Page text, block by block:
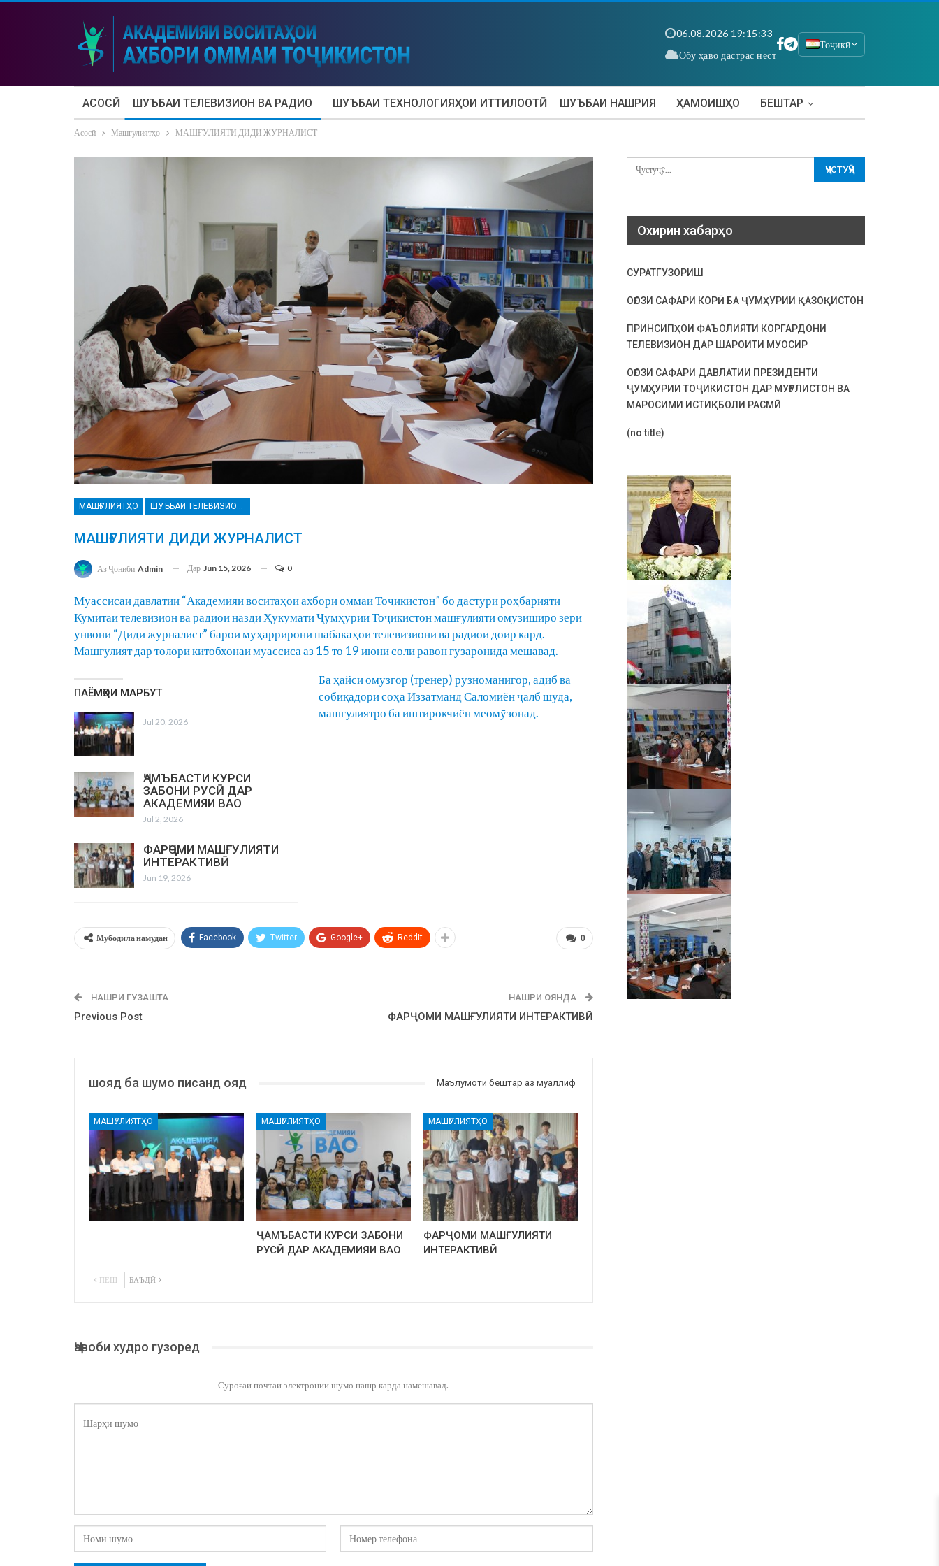
06.08.2026 19:15:34
Обу ҳаво дастрас нест
Тоҷикӣ
АСОСӢ ШУЪБАИ ТЕЛЕВИЗИОН ВА РАДИО ШУЪБАИ ТЕХНОЛОГИЯҲОИ ИТТИЛООТӢ ШУЪБАИ НАШРИЯ ҲАМОИШҲО БЕШТАР
Асосӣ Машғулиятҳо МАШҒУЛИЯТИ ДИДИ ЖУРНАЛИСТ
МАШҒУЛИЯТҲО ШУЪБАИ ТЕЛЕВИЗИОН ВА РАДИО
МАШҒУЛИЯТИ ДИДИ ЖУРНАЛИСТ
Аз Ҷониби Admin Дар Jun 15, 2026 0
Муассисаи давлатии “Академияи воситаҳои ахбори оммаи Тоҷикистон” бо дастури роҳбарияти
Кумитаи телевизион ва радиои назди Ҳукумати Ҷумҳурии Тоҷикистон машғулияти омӯзиширо зери
унвони “Диди журналист” барои муҳаррирони шабакаҳои телевизионӣ ва радиоӣ доир кард.
Машғулият дар толори китобхонаи муассиса аз 15 то 19 июни соли равон гузаронида мешавад.
ПАЁМҲОИ МАРБУТ
Jul 20, 2026
ҶАМЪБАСТИ КУРСИ
ЗАБОНИ РУСӢ ДАР
АКАДЕМИЯИ ВАО
Jul 2, 2026
ФАРҶОМИ МАШҒУЛИЯТИ
ИНТЕРАКТИВӢ
Jun 19, 2026
Ба ҳайси омӯзгор (тренер) рӯзноманигор, адиб ва
собиқадори соҳа Иззатманд Саломиён ҷалб шуда,
машғулиятро ба иштирокчиён меомӯзонад.
0
Мубодила намудан Facebook Twitter Google+ ReddIt
НАШРИ ГУЗАШТА
Previous Post
НАШРИ ОЯНДА
ФАРҶОМИ МАШҒУЛИЯТИ ИНТЕРАКТИВӢ
шояд ба шумо писанд ояд Маълумоти бештар аз муаллиф
МАШҒУЛИЯТҲО МАШҒУЛИЯТҲО
ҶАМЪБАСТИ КУРСИ ЗАБОНИ
РУСӢ ДАР АКАДЕМИЯИ ВАО
МАШҒУЛИЯТҲО
ФАРҶОМИ МАШҒУЛИЯТИ
ИНТЕРАКТИВӢ
ПЕШ БАЪДӢ
Ҷавоби худро гузоред
Суроғаи почтаи электронии шумо нашр карда намешавад.
Охирин хабарҳо
СУРАТГУЗОРИШ
ОҒОЗИ САФАРИ КОРӢ БА ҶУМҲУРИИ ҚАЗОҚИСТОН
ПРИНСИПҲОИ ФАЪОЛИЯТИ КОРГАРДОНИ
ТЕЛЕВИЗИОН ДАР ШАРОИТИ МУОСИР
ОҒОЗИ САФАРИ ДАВЛАТИИ ПРЕЗИДЕНТИ
ҶУМҲУРИИ ТОҶИКИСТОН ДАР МУҒУЛИСТОН ВА
МАРОСИМИ ИСТИҚБОЛИ РАСМӢ
(no title)